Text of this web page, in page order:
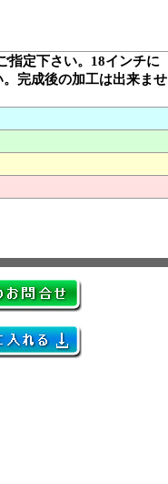
定下さい。18インチに
完成後の加工は出来ませ